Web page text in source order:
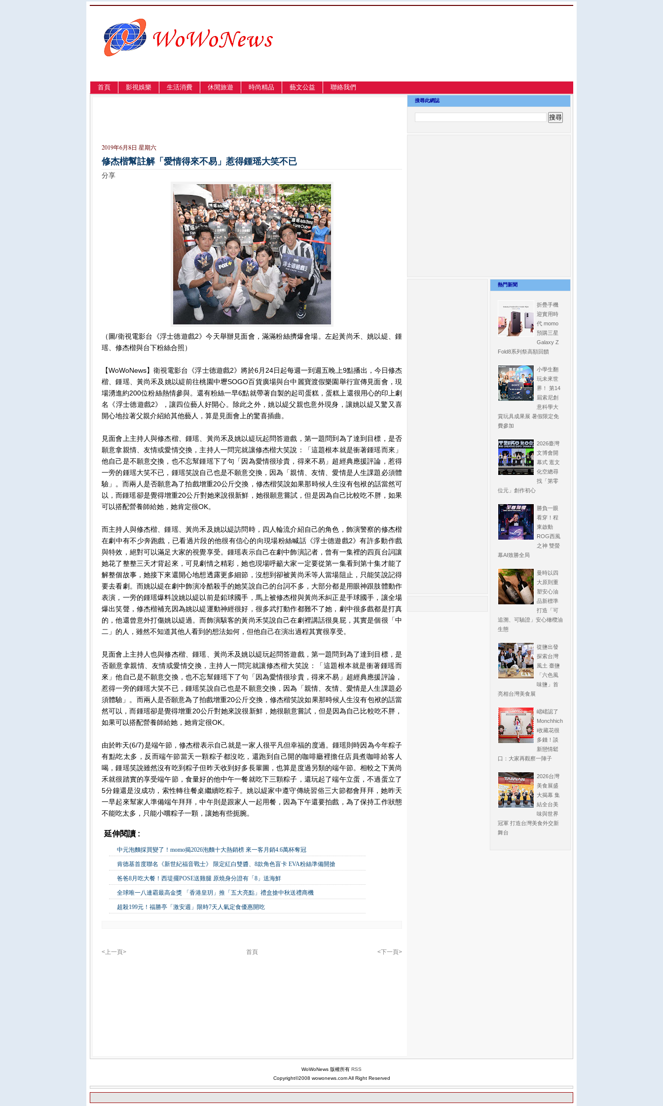
首頁 影視娛樂 生活消費 休閒旅遊 時尚精品 藝文公益 聯絡我們
2019年6月8日 星期六
修杰楷幫註解「愛情得來不易」惹得鍾瑶大笑不已
分享
（圖/衛視電影台《浮士德遊戲2》今天舉辦見面會，滿滿粉絲擠爆會場。左起黃尚禾、姚以緹、鍾
瑶、修杰楷與台下粉絲合照）
【WoWoNews】衛視電影台《浮士德遊戲2》將於6月24日起每週一到週五晚上9點播出，今日修杰
楷、鍾瑶、黃尚禾及姚以緹前往桃園中壢SOGO百貨廣場與台中麗寶渡假樂園舉行宣傳見面會，現
場湧進約200位粉絲熱情參與。還有粉絲一早6點就帶著自製的起司蛋糕，蛋糕上還很用心的印上劇
名《浮士德遊戲2》，讓四位藝人好開心。除此之外，姚以緹父親也意外現身，讓姚以緹又驚又喜
開心地拉著父親介紹給其他藝人，算是見面會上的驚喜插曲。
見面會上主持人與修杰楷、鍾瑶、黃尚禾及姚以緹玩起問答遊戲，第一題問到為了達到目標，是否
願意拿親情、友情或愛情交換，主持人一問完就讓修杰楷大笑說：「這題根本就是衝著鍾瑶而來」
他自己是不願意交換，也不忘幫鍾瑶下了句「因為愛情很珍貴，得來不易」超經典應援評論，惹得
一旁的鍾瑶大笑不已，鍾瑶笑說自己也是不願意交換，因為「親情、友情、愛情是人生課題必須體
驗」。而兩人是否願意為了拍戲增重20公斤交換，修杰楷笑說如果那時候人生沒有包袱的話當然可
以，而鍾瑶卻是覺得增重20公斤對她來說很新鮮，她很願意嘗試，但是因為自己比較吃不胖，如果
可以搭配營養師給她，她肯定很OK。
而主持人與修杰楷、鍾瑶、黃尚禾及姚以緹訪問時，四人輪流介紹自己的角色，飾演警察的修杰楷
在劇中有不少奔跑戲，已看過片段的他很有信心的向現場粉絲喊話《浮士德遊戲2》有許多動作戲
與特效，絕對可以滿足大家的視覺享受。鍾瑶表示自己在劇中飾演記者，曾有一集裡的四頁台詞讓
她花了整整三天才背起來，可見劇情之精彩，她也現場呼籲大家一定要從第一集看到第十集才能了
解整個故事，她接下來還開心地想透露更多細節，沒想到卻被黃尚禾等人當場阻止，只能笑說記得
要去看劇。而姚以緹在劇中飾演冷酷殺手的她笑說自己的台詞不多，大部分都是用眼神跟肢體動作
表演，一旁的鍾瑶爆料說姚以緹以前是鉛球國手，馬上被修杰楷與黃尚禾糾正是手球國手，讓全場
爆出笑聲，修杰楷補充因為姚以緹運動神經很好，很多武打動作都難不了她，劇中很多戲都是打真
的，他還曾意外打傷姚以緹過。而飾演駭客的黃尚禾笑說自己在劇裡講話很臭屁，其實是個很「中
二」的人，雖然不知道其他人看到的想法如何，但他自己在演出過程其實很享受。
見面會上主持人也與修杰楷、鍾瑶、黃尚禾及姚以緹玩起問答遊戲，第一題問到為了達到目標，是
否願意拿親情、友情或愛情交換，主持人一問完就讓修杰楷大笑說：「這題根本就是衝著鍾瑶而
來」他自己是不願意交換，也不忘幫鍾瑶下了句「因為愛情很珍貴，得來不易」超經典應援評論，
惹得一旁的鍾瑶大笑不已，鍾瑶笑說自己也是不願意交換，因為「親情、友情、愛情是人生課題必
須體驗」。而兩人是否願意為了拍戲增重20公斤交換，修杰楷笑說如果那時候人生沒有包袱的話當
然可以，而鍾瑶卻是覺得增重20公斤對她來說很新鮮，她很願意嘗試，但是因為自己比較吃不胖，
如果可以搭配營養師給她，她肯定很OK。
由於昨天(6/7)是端午節，修杰楷表示自己就是一家人很平凡但幸福的度過。鍾瑶則時因為今年粽子
有點吃太多，反而端午節當天一顆粽子都沒吃，還跑到自己開的咖啡廳裡擔任店員煮咖啡給客人
喝，鍾瑶笑說雖然沒有吃到粽子但昨天收到好多長輩圖，也算是度過另類的端午節。相較之下黃尚
禾就很踏實的享受端午節，食量好的他中午一餐就吃下三顆粽子，還玩起了端午立蛋，不過蛋立了
5分鐘還是沒成功，索性轉往餐桌繼續吃粽子。姚以緹家中遵守傳統習俗三大節都會拜拜，她昨天
一早起來幫家人準備端午拜拜，中午則是跟家人一起用餐，因為下午還要拍戲，為了保持工作狀態
不能吃太多，只能小嚐粽子一顆，讓她有些扼腕。
延伸閱讀 :
中元泡麵採買變了！momo揭2026泡麵十大熱銷榜 來一客月銷4.6萬杯奪冠
肯德基首度聯名《新世紀福音戰士》 限定紅白雙醬、8款角色盲卡 EVA粉絲準備開搶
爸爸8月吃大餐！西堤擺POSE送雞腿 原燒身分證有「8」送海鮮
全球唯一八連霸最高金獎 「香港皇玥」推「五大亮點」禮盒搶中秋送禮商機
超殺199元！福勝亭「激安週」限時7天人氣定食優惠開吃
<上一頁> <下一頁>
首頁
搜尋此網誌
熱門新聞
折疊手機
迎實用時
代 momo
預購三星
Galaxy Z
Fold8系列祭高額回饋
小學生翻
玩未來世
界！ 第14
屆索尼創
意科學大
賞玩具成果展 暑假限定免
費參加
2026臺灣
文博會開
幕式 逛文
化空總尋
找「第零
位元」創作初心
勝負一眼
看穿！程
東啟動
ROG西風
之神 雙螢
幕AI致勝全局
曼時以四
大原則重
塑安心油
品新標準
打造「可
追溯、可驗證」安心橄欖油
生態
從鹽出發
探索台灣
風土 臺鹽
「六色風
味鹽」首
亮相台灣美食展
峮峮認了
Monchhich
i收藏花很
多錢！談
新戀情鬆
口：大家再觀察一陣子
2026台灣
美食展盛
大揭幕 集
結全台美
味與世界
冠軍 打造台灣美食外交新
舞台
WoWoNews 版權所有 RSS
Copyright©2008 wowonews.com All Right Reserved